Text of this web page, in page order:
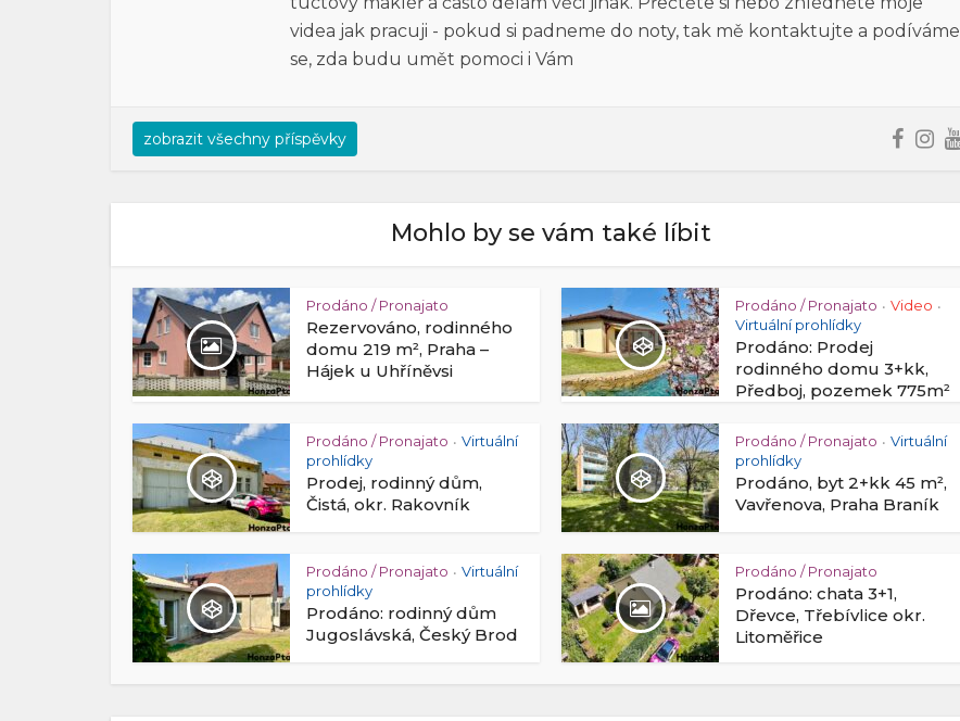
videa jak pracuji - pokud si padneme do noty, tak mě kontaktujte a podíváme
se, zda budu umět pomoci i Vám
zobrazit všechny příspěvky
Mohlo by se vám také líbit
Prodáno / Pronajato
Rezervováno, rodinného
domu 219 m², Praha –
Hájek u Uhříněvsi
Prodáno / Pronajato • Video •
Virtuální prohlídky
Prodáno: Prodej
rodinného domu 3+kk,
Předboj, pozemek 775m²
Prodáno / Pronajato • Virtuální
prohlídky
Prodej, rodinný dům,
Čistá, okr. Rakovník
Prodáno / Pronajato • Virtuální
prohlídky
Prodáno, byt 2+kk 45 m²,
Vavřenova, Praha Braník
Prodáno / Pronajato • Virtuální
prohlídky
Prodáno: rodinný dům
Jugoslávská, Český Brod
Prodáno / Pronajato
Prodáno: chata 3+1,
Dřevce, Třebívlice okr.
Litoměřice